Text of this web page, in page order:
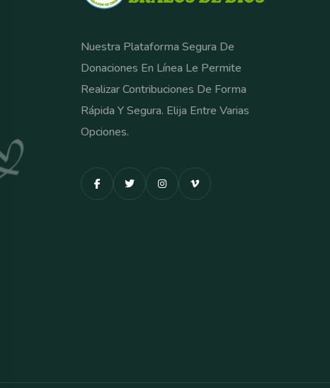
Nuestra Plataforma Segura De
Donaciones En Línea Le Permite
Realizar Contribuciones De Forma
Rápida Y Segura. Elija Entre Varias
Opciones.